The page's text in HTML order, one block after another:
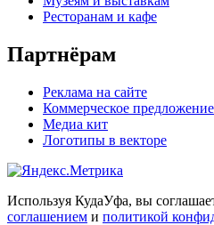
Ресторанам и кафе
Партнёрам
Реклама на сайте
Коммерческое предложение
Медиа кит
Логотипы в векторе
Используя КудаУфа, вы
соглашением и политикой